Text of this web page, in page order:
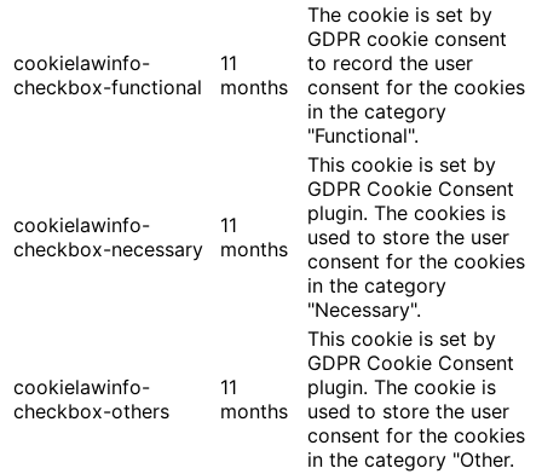
cookielawinfo-
checkbox-functional
11
months
The cookie is set by
GDPR cookie consent
to record the user
consent for the cookies
in the category
"Functional".
cookielawinfo-
checkbox-necessary
11
months
This cookie is set by
GDPR Cookie Consent
plugin. The cookies is
used to store the user
consent for the cookies
in the category
"Necessary".
cookielawinfo-
checkbox-others
11
months
This cookie is set by
GDPR Cookie Consent
plugin. The cookie is
used to store the user
consent for the cookies
in the category "Other.